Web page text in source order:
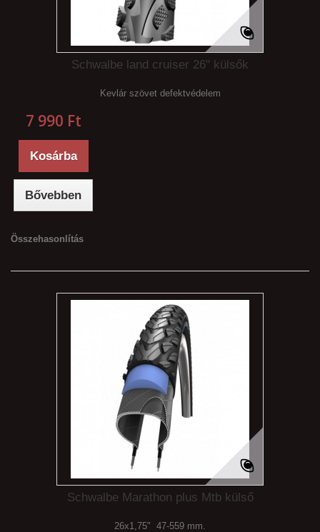
Schwalbe land cruiser 26" külsők
Kevlár szövet defektvédelem
7 990 Ft‎
Kosárba
Bővebben
Összehasonlítás
Schwalbe Marathon plus Mtb külső
26x1,75" 47-559 mm.